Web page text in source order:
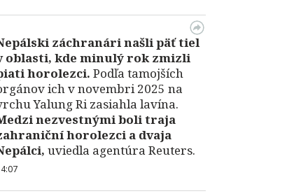
záchranári našli päť tiel
oblasti, kde minulý rok zmizli
horolezci. Podľa tamojších
ich v novembri 2025 na
Yalung Ri zasiahla lavína.
nezvestnými boli traja
horolezci a dvaja
uviedla agentúra Reuters.